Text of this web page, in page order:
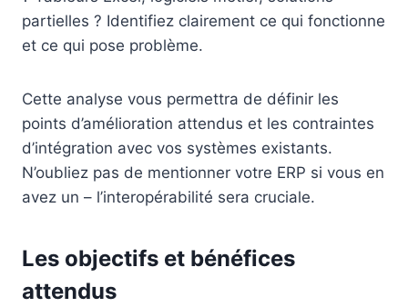
partielles ? Identifiez clairement ce qui fonctionne
et ce qui pose problème.
Cette analyse vous permettra de définir les
points d’amélioration attendus et les contraintes
d’intégration avec vos systèmes existants.
N’oubliez pas de mentionner votre ERP si vous en
avez un – l’interopérabilité sera cruciale.
Les objectifs et bénéfices
attendus